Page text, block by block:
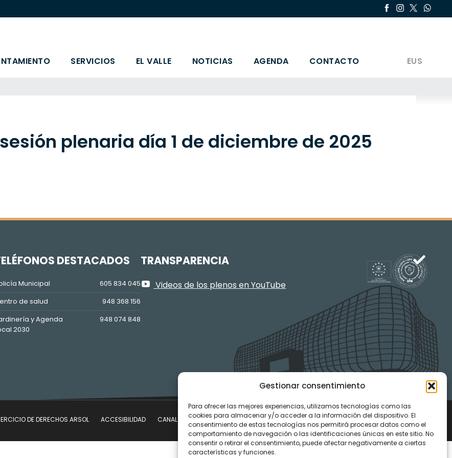
Gestionar consentimiento
Para ofrecer las mejores experiencias, utilizamos tecnologías como las
cookies para almacenar y/o acceder a la información del dispositivo. El
consentimiento de estas tecnologías nos permitirá procesar datos como el
comportamiento de navegación o las identificaciones únicas en este sitio. No
consentir o retirar el consentimiento, puede afectar negativamente a ciertas
características y funciones.
SERVICIOS EL VALLE NOTICIAS AGENDA CONTACTO EUS
plenaria día 1 de diciembre de 2025
DESTACADOS
Municipal
605 834 045
de salud
948 368 156
y Agenda
2030
948 074 848
TRANSPARENCIA
Videos de los plenos en YouTube
DE DERECHOS ARSOL ACCESIBILIDAD CANAL DE DENUNCIAS